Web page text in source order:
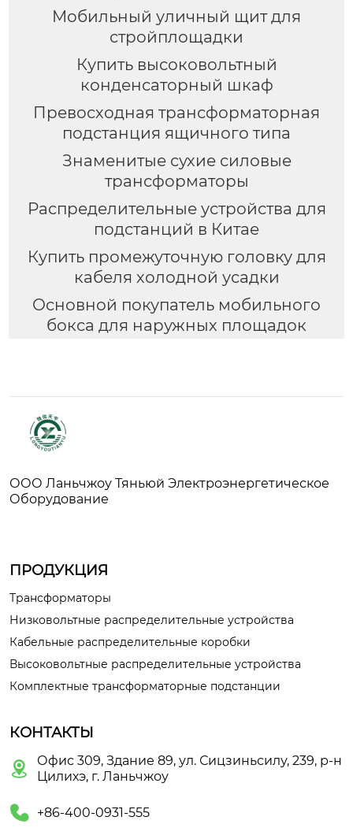
Мобильный уличный щит для
стройплощадки
Купить высоковольтный
конденсаторный шкаф
Превосходная трансформаторная
подстанция ящичного типа
Знаменитые сухие силовые
трансформаторы
Распределительные устройства для
подстанций в Китае
Купить промежуточную головку для
кабеля холодной усадки
Основной покупатель мобильного
бокса для наружных площадок
ООО Ланьчжоу Тяньюй Электроэнергетическое
Оборудование
ПРОДУКЦИЯ
Трансформаторы
Низковольтные распределительные устройства
Кабельные распределительные коробки
Высоковольтные распределительные устройства
Комплектные трансформаторные подстанции
КОНТАКТЫ

Офис 309, Здание 89, ул. Сицзиньсилу, 239, р-н
Цилихэ, г. Ланьчжоу
 +86-400-0931-555